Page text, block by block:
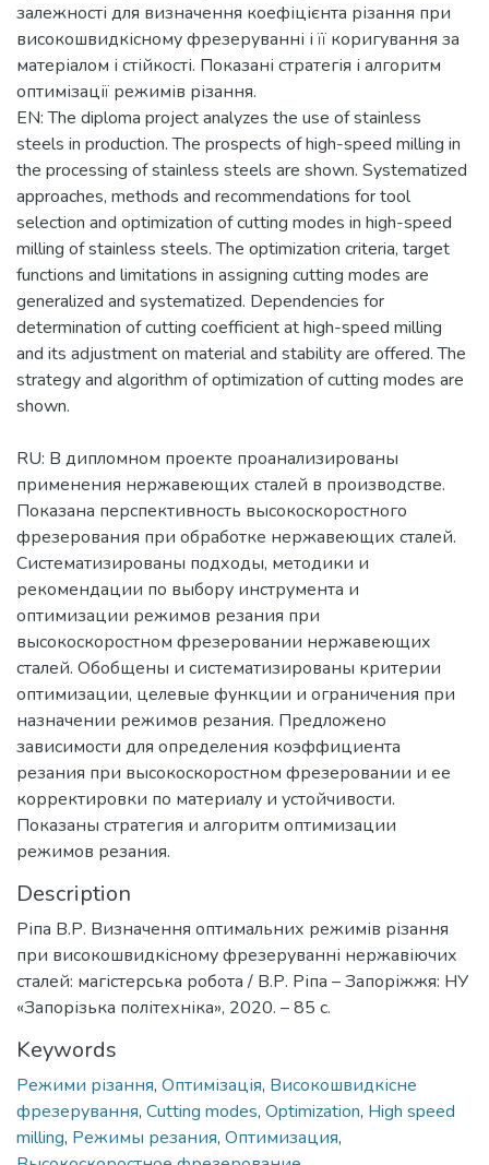
залежності для визначення коефіцієнта різання при
високошвидкісному фрезеруванні і її коригування за
матеріалом і стійкості. Показані стратегія і алгоритм
оптимізації режимів різання.
EN: The diploma project analyzes the use of stainless
steels in production. The prospects of high-speed milling in
the processing of stainless steels are shown. Systematized
approaches, methods and recommendations for tool
selection and optimization of cutting modes in high-speed
milling of stainless steels. The optimization criteria, target
functions and limitations in assigning cutting modes are
generalized and systematized. Dependencies for
determination of cutting coefficient at high-speed milling
and its adjustment on material and stability are offered. The
strategy and algorithm of optimization of cutting modes are
shown.
RU: В дипломном проекте проанализированы
применения нержавеющих сталей в производстве.
Показана перспективность высокоскоростного
фрезерования при обработке нержавеющих сталей.
Систематизированы подходы, методики и
рекомендации по выбору инструмента и
оптимизации режимов резания при
высокоскоростном фрезеровании нержавеющих
сталей. Обобщены и систематизированы критерии
оптимизации, целевые функции и ограничения при
назначении режимов резания. Предложено
зависимости для определения коэффициента
резания при высокоскоростном фрезеровании и ее
корректировки по материалу и устойчивости.
Показаны стратегия и алгоритм оптимизации
режимов резания.
Description
Ріпа В.Р. Визначення оптимальних режимів різання
при високошвидкісному фрезеруванні нержавіючих
сталей: магістерська робота / В.Р. Ріпа – Запоріжжя: НУ
«Запорізька політехніка», 2020. – 85 с.
Keywords
Режими різання, Оптимізація, Високошвидкісне
фрезерування, Cutting modes, Optimization, High speed
milling, Режимы резания, Оптимизация,